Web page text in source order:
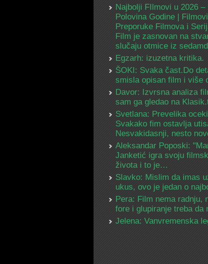
Najbolji FIlmovi u 2026 –
Polovina Godine | Filmovi
Preporuke Filmova i
Film je zasnovan na
slučaju otmice iz
Egzarh: izuzetna kritika.
ŠOKI: Svaka čast.Do
smisla opisan film i više
Davor: Izvrsna analiza
sam ga gledao na
Svetlana: Prevelika
Svakako fim ostavlja
Nesvakidasnji, nesto
Aleksandar Poposki:
Janketić igra svoju
života i to je…
Slavko: Mislim da imas
ukus, ovo je jedan o
Pera: Film nema radnju,
fore i glupiranje treba da
Jelena: Vanvremenska